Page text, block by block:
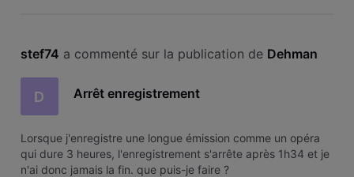
stef74 a commenté sur la publication de Dehman
D Arrêt enregistrement
Lorsque j'enregistre une longue émission comme un opéra
qui dure 3 heures, l'enregistrement s'arrête après 1h34 et je
n'ai donc jamais la fin. que puis-je faire ?